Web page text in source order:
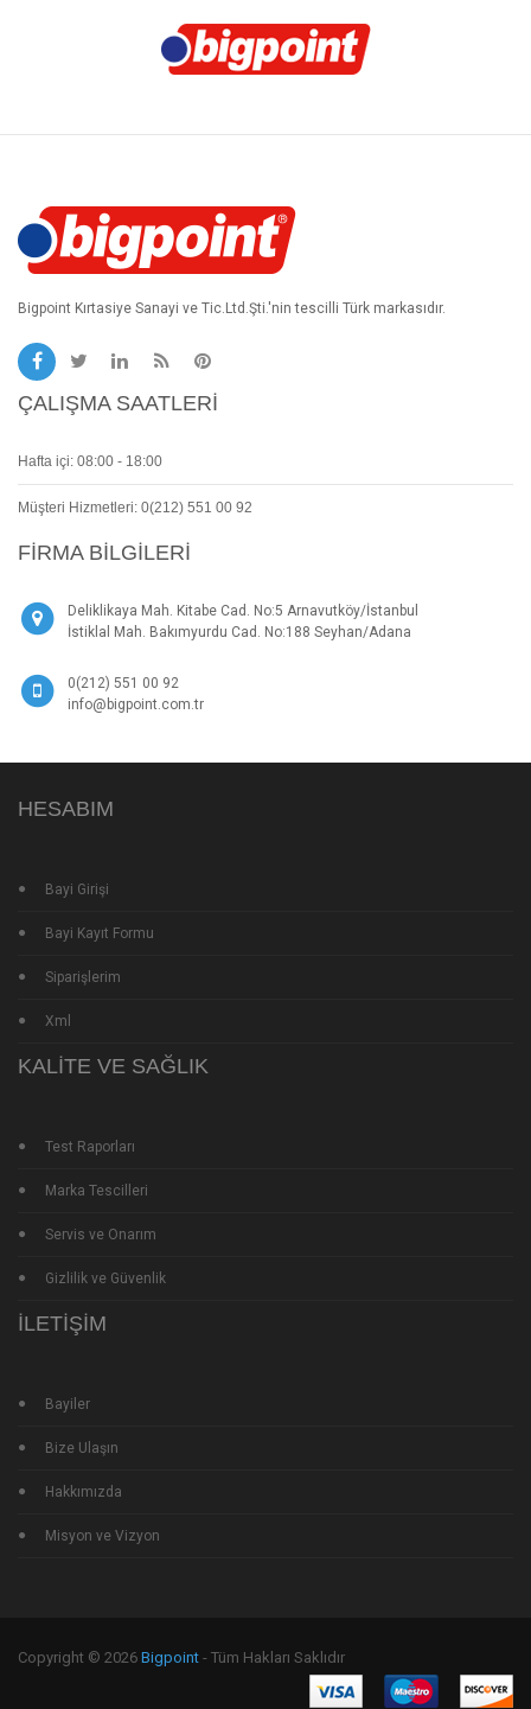
Bigpoint Kırtasiye Sanayi ve Tic.Ltd.Şti.'nin tescilli Türk markasıdır.
ÇALIŞMA SAATLERI
Hafta içi: 08:00 - 18:00
Müşteri Hizmetleri: 0(212) 551 00 92
FIRMA BILGILERI
Deliklikaya Mah. Kitabe Cad. No:5 Arnavutköy/İstanbul
İstiklal Mah. Bakımyurdu Cad. No:188 Seyhan/Adana
0(212) 551 00 92
info@bigpoint.com.tr
HESABIM
Bayi Girişi
Bayi Kayıt Formu
Siparişlerim
Xml
KALITE VE SAĞLIK
Test Raporları
Marka Tescilleri
Servis ve Onarım
Gizlilik ve Güvenlik
İLETIŞIM
Bayiler
Bize Ulaşın
Hakkımızda
Misyon ve Vizyon
Copyright © 2026 Bigpoint - Tüm Hakları Saklıdır